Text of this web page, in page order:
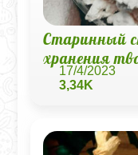
Старинный
хранения
17/4/2023
3,34K